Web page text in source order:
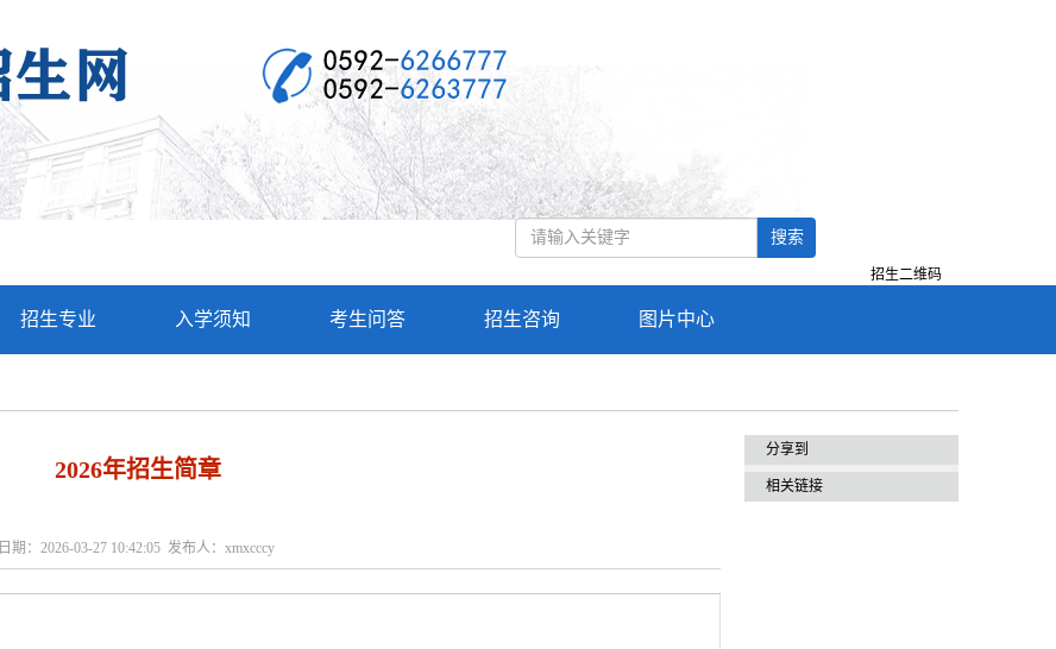
搜索
招生二维码
招生专业 入学须知 考生问答 招生咨询 图片中心
2026年招生简章
日期：2026-03-27 10:42:05 发布人：xmxcccy
分享到
相关链接